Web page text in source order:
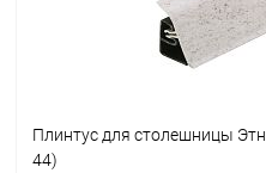
Плинтус для столешницы
44)